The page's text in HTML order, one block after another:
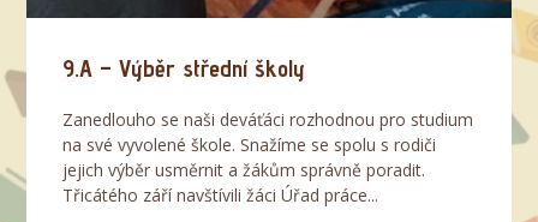
9.A – Výběr střední školy
Zanedlouho se naši deváťáci rozhodnou pro studium
na své vyvolené škole. Snažíme se spolu s rodiči
jejich výběr usměrnit a žákům správně poradit.
Třicátého září navštívili žáci Úřad práce...